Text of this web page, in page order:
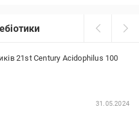
21st Century Acidophilus 100
31.05.2024